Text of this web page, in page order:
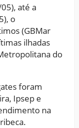
até a
o
(GBMar
ilhadas
do
foram
Ipsep e
na